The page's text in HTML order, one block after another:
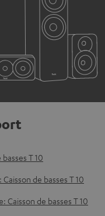
T 10
de basses T 10
Caisson de basses T 10